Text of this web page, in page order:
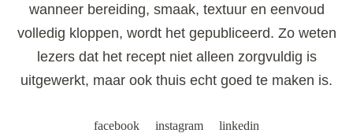
wanneer bereiding, smaak, textuur en eenvoud
volledig kloppen, wordt het gepubliceerd. Zo weten
lezers dat het recept niet alleen zorgvuldig is
uitgewerkt, maar ook thuis echt goed te maken is.
facebook instagram linkedin